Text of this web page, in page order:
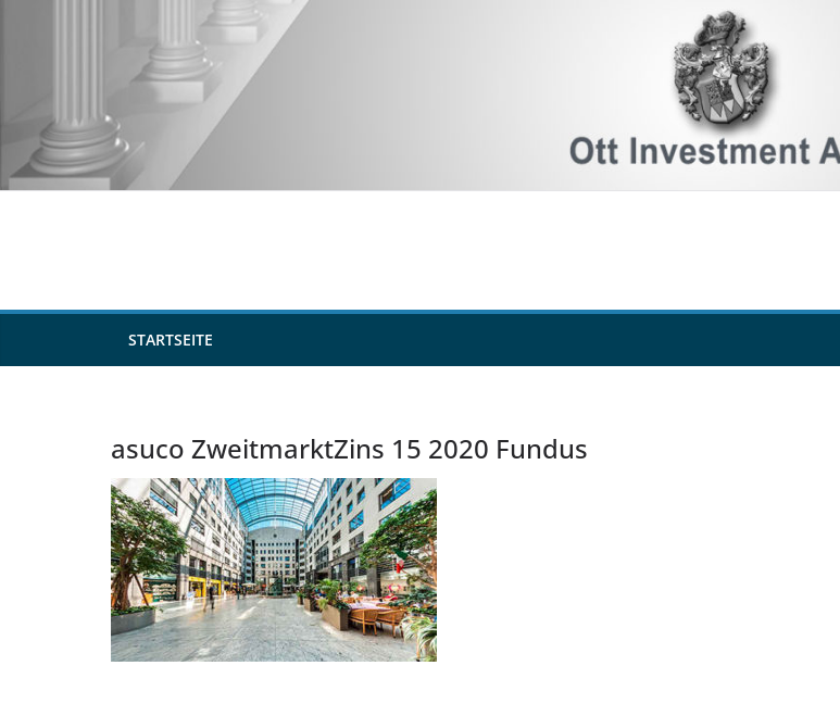
STARTSEITE
asuco ZweitmarktZins 15 2020 Fundus